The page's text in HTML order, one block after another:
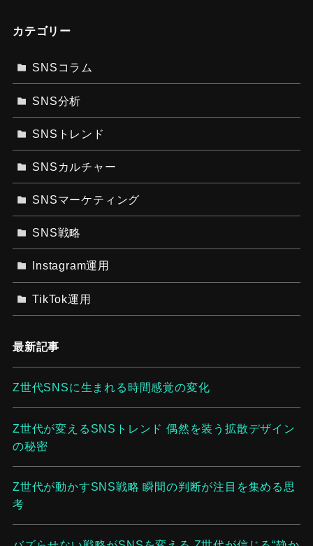
カテゴリー
SNSコラム
SNS分析
SNSトレンド
SNSカルチャー
SNSマーケティング
SNS戦略
Instagram運用
TikTok運用
最新記事
Z世代SNSに生まれる時間感覚の変化
Z世代が変えるSNSトレンド 偶然を装う拡散デザイン
の秘密
Z世代が動かすSNS戦略 瞬間の判断が注目を集める思
考